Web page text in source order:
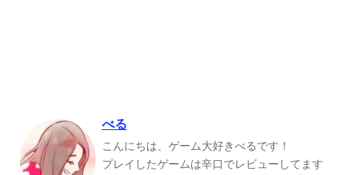
べる
こんにちは、ゲーム大好きべるです！
プレイしたゲームは辛口でレビューしてます